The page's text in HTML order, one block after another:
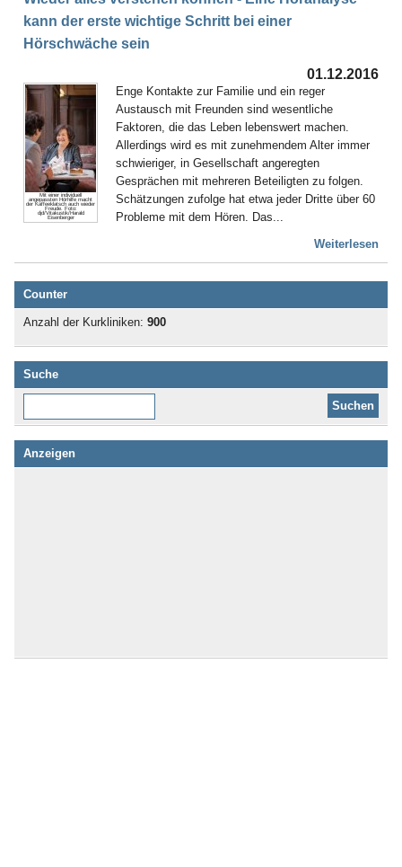
kann der erste wichtige Schritt bei einer
Hörschwäche sein
01.12.2016
Mit einer individuell
angepassten Hörhilfe macht
der Kaffeeklatsch auch wieder
Freude. Foto:
djd/Vitakustik/Harald
Eisenberger
Enge Kontakte zur Familie und ein reger
Austausch mit Freunden sind wesentliche
Faktoren, die das Leben lebenswert machen.
Allerdings wird es mit zunehmendem Alter immer
schwieriger, in Gesellschaft angeregten
Gesprächen mit mehreren Beteiligten zu folgen.
Schätzungen zufolge hat etwa jeder Dritte über 60
Probleme mit dem Hören. Das...
Weiterlesen
Counter
Anzahl der Kurkliniken: 900
Suche
Anzeigen